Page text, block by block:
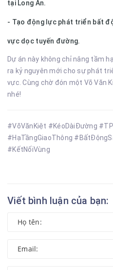
tại Long An.
- Tạo động lực phát triển bất
vực dọc tuyến đường.
Dự án này không chỉ nâng tầm
ra kỷ nguyên mới cho sự phát
vực. Cùng chờ đón một Võ Văn
nhé!
#VõVănKiệt #KéoDàiĐường
#HạTầngGiaoThông
#KếtNốiVùng
Viết bình luận của bạn: